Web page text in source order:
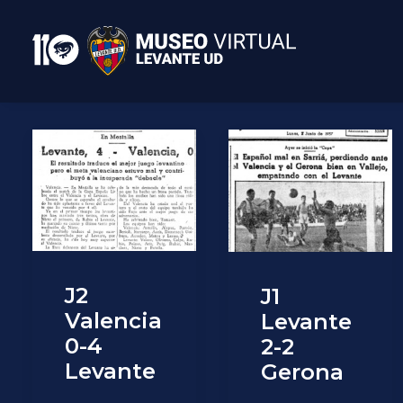
J2
Valencia
0-4
Levante
J1
Levante
2-2
Gerona